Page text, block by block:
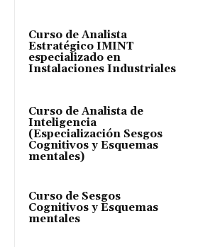
Curso de Analista
Estratégico IMINT
especializado en
Instalaciones Industriales
Curso de Analista de
Inteligencia
(Especialización Sesgos
Cognitivos y Esquemas
mentales)
Curso de Sesgos
Cognitivos y Esquemas
mentales